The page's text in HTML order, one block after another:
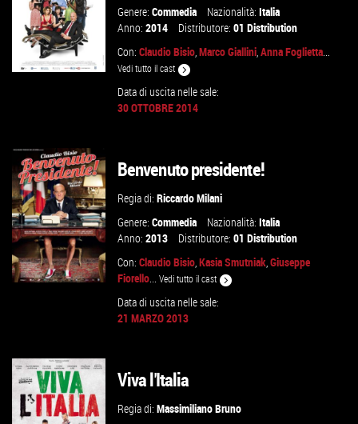
VAI ALLA SCHEDA
Genere:Commedia Nazionalità:Italia
Anno:2014 Distributore:01 Distribution
Con:Claudio Bisio,Marco Giallini,Anna Foglietta...
Vedi tutto il cast
Data di uscita nelle sale:
30 OTTOBRE 2014
VAI ALLA SCHEDA
Benvenuto presidente!
Regia di:Riccardo Milani
Genere:Commedia Nazionalità:Italia
Anno:2013 Distributore:01 Distribution
Con:Claudio Bisio,Kasia Smutniak,Giuseppe
Fiorello...Vedi tutto il cast
Data di uscita nelle sale:
21 MARZO 2013
Viva l'Italia
Regia di:Massimiliano Bruno